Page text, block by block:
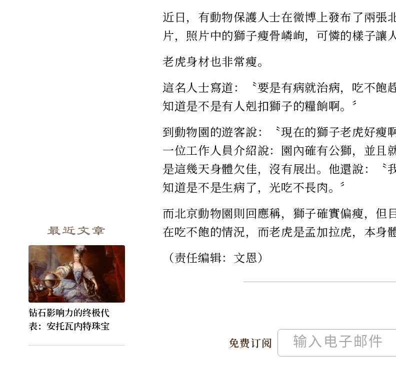
最近文章
钻石影响力的终极代
表：安托瓦内特珠宝
近日，有動物保護人士在微博上發布了兩張
片，照片中的獅子瘦骨嶙峋，可憐的樣子讓
老虎身材也非常瘦。
這名人士寫道：〝要是有病就治病，吃不飽
知道是不是有人剋扣獅子的糧餉啊。〞
到動物園的遊客說：〝現在的獅子老虎好瘦
一位工作人員介紹說：園內確有公獅，並且
是這幾天身體欠佳，沒有展出。他還說：〝
知道是不是生病了，光吃不長肉。〞
而北京動物園則回應稱，獅子確實偏瘦，但
在吃不飽的情況，而老虎是孟加拉虎，本身
（责任编辑：文恩）
免费订阅